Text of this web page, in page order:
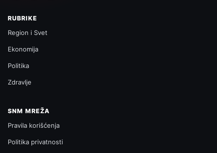
RUBRIKE
Region i Svet
Ekonomija
Politika
Zdravlje
SNM MREŽA
Pravila korišćenja
Politika privatnosti